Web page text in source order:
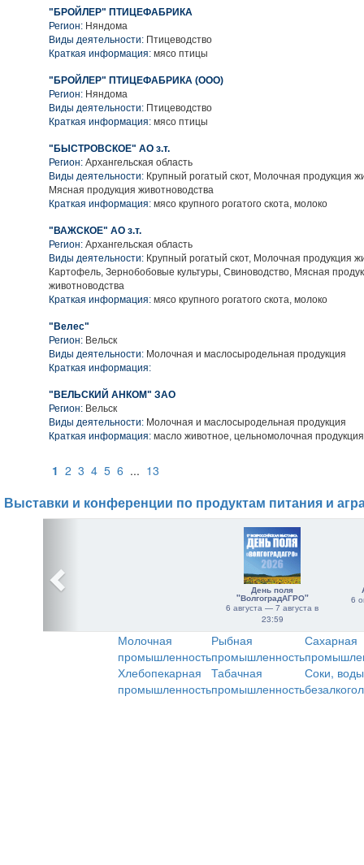
"БРОЙЛЕР" ПТИЦЕФАБРИКА
Регион: Няндома
Виды деятельности: Птицеводство
Краткая информация: мясо птицы
"БРОЙЛЕР" ПТИЦЕФАБРИКА (ООО)
Регион: Няндома
Виды деятельности: Птицеводство
Краткая информация: мясо птицы
"БЫСТРОВСКОЕ" АО з.т.
Регион: Архангельская область
Виды деятельности: Крупный рогатый скот, Молочная продукция
Мясная продукция животноводства
Краткая информация: мясо крупного рогатого скота, молоко
"ВАЖСКОЕ" АО з.т.
Регион: Архангельская область
Виды деятельности: Крупный рогатый скот, Молочная продукция
Картофель, Зернобобовые культуры, Свиноводство, Мясная
животноводства
Краткая информация: мясо крупного рогатого скота, молоко
"Велес"
Регион: Вельск
Виды деятельности: Молочная и маслосыродельная продукция
Краткая информация:
"ВЕЛЬСКИЙ АНКОМ" ЗАО
Регион: Вельск
Виды деятельности: Молочная и маслосыродельная продукция
Краткая информация: масло животное, цельномолочная продукция
1 2 3 4 5 6 ... 13
Выставки и конференции по продуктам питания и
День поля
"ВолгоградАГРО"
6 августа — 7 августа в
23:59
6
Молочная
промышленность
Рыбная
промышленность
Сахарная
Хлебопекарная
промышленность
Табачная
промышленность
Соки,